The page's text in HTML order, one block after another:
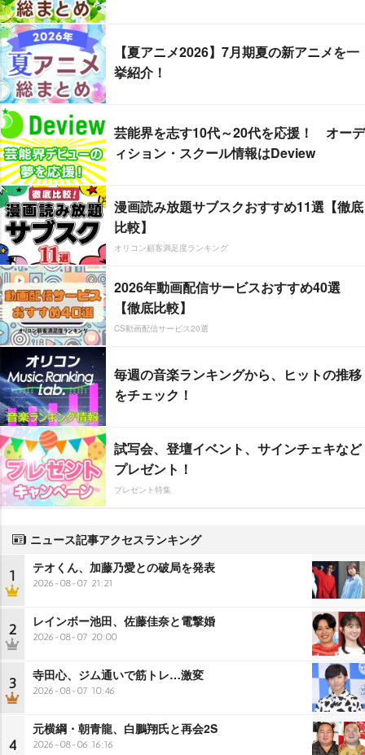
【夏アニメ2026】7月期夏の新アニメを一
挙紹介！
芸能界を志す10代～20代を応援！ オーデ
ィション・スクール情報はDeview
漫画読み放題サブスクおすすめ11選【徹底
比較】
オリコン顧客満足度ランキング
2026年動画配信サービスおすすめ40選
【徹底比較】
CS動画配信サービス20選
毎週の音楽ランキングから、ヒットの推移
をチェック！
試写会、登壇イベント、サインチェキなど
プレゼント！
プレゼント特集
ニュース記事アクセスランキング
1 テオくん、加藤乃愛との破局を発表
2026-08-07 21:21
2 レインボー池田、佐藤佳奈と電撃婚
2026-08-07 20:00
3 寺田心、ジム通いで筋トレ…激変
2026-08-07 10:46
4
元横綱・朝青龍、白鵬翔氏と再会2S
2026-08-06 16:16